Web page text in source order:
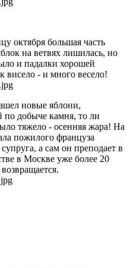
октября большая часть
на ветвях лишилась, но
и падалки хорошей
висело - и много весело!
новые яблони,
добыче камня, то ли
тяжело - осенняя жара! На
пожилого француза
а сам он преподает в
в Москве уже более 20